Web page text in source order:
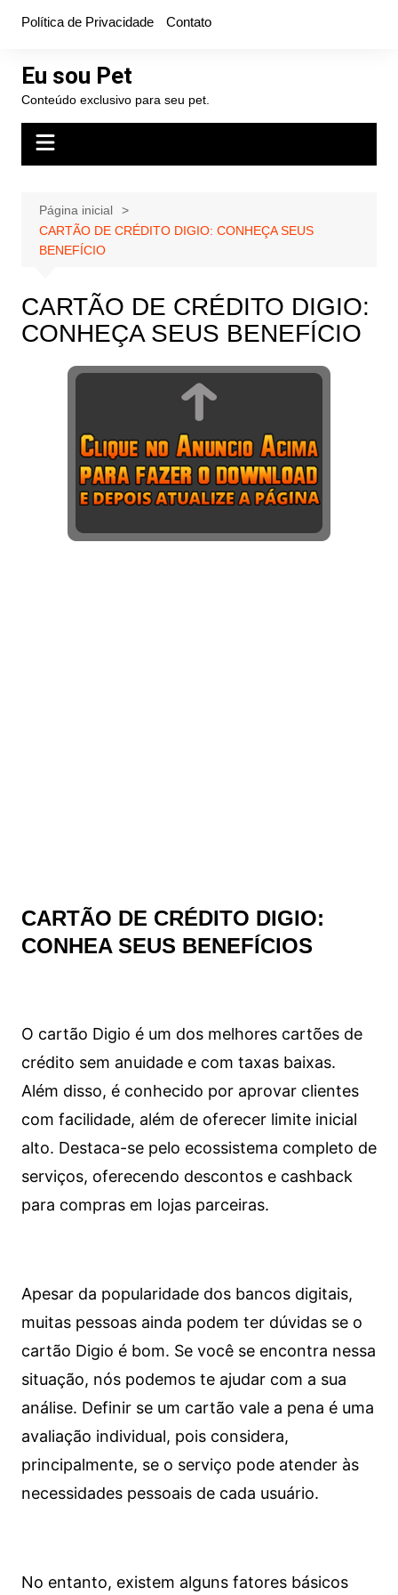
conteúdo
Política de Privacidade Contato
Eu sou Pet
Conteúdo exclusivo para seu pet.
Página inicial
CARTÃO DE CRÉDITO DIGIO: CONHEÇA SEUS
BENEFÍCIO
CARTÃO DE CRÉDITO DIGIO:
CONHEÇA SEUS BENEFÍCIO
CARTÃO DE CRÉDITO DIGIO:
CONHEA SEUS BENEFÍCIOS
O cartão Digio é um dos melhores cartões de
crédito sem anuidade e com taxas baixas.
Além disso, é conhecido por aprovar clientes
com facilidade, além de oferecer limite inicial
alto. Destaca-se pelo ecossistema completo de
serviços, oferecendo descontos e cashback
para compras em lojas parceiras.
Apesar da popularidade dos bancos digitais,
muitas pessoas ainda podem ter dúvidas se o
cartão Digio é bom. Se você se encontra nessa
situação, nós podemos te ajudar com a sua
análise. Definir se um cartão vale a pena é uma
avaliação individual, pois considera,
principalmente, se o serviço pode atender às
necessidades pessoais de cada usuário.
No entanto, existem alguns fatores básicos